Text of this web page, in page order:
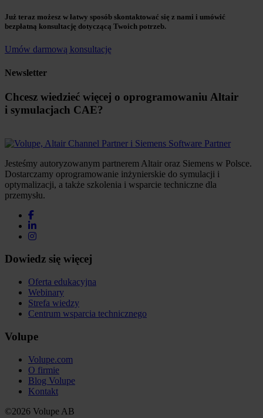
Już teraz możesz w łatwy sposób skontaktować się z nami i umówić
bezpłatną konsultację dotyczącą Twoich potrzeb.
Umów darmową konsultację
Newsletter
Chcesz wiedzieć więcej o oprogramowaniu Altair
i symulacjach CAE?
Jesteśmy autoryzowanym partnerem Altair oraz Siemens w Polsce.
Dostarczamy oprogramowanie inżynierskie do symulacji i
optymalizacji, a także szkolenia i wsparcie techniczne dla
przemysłu.
Dowiedz się więcej
Oferta edukacyjna
Webinary
Strefa wiedzy
Centrum wsparcia technicznego
Volupe
Volupe.com
O firmie
Blog Volupe
Kontakt
©2026 Volupe AB